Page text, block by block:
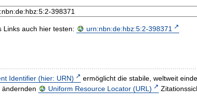
Links auch hier testen: urn:nbn:de:hbz:5:2-398371
Identifier (hier: URN)
ermöglicht die stabile, weltweit
ändernden
Uniform Resource Locator (URL)